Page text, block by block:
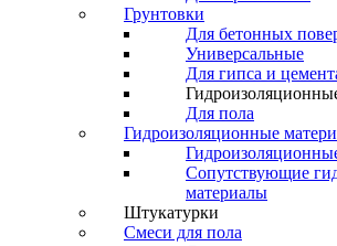
Грунтовки
Для бетонных
Универсальные
Для гипса и
Для пола
Гидроизоляционные
Сопутствующие
материалы
Штукатурки
Смеси для пола